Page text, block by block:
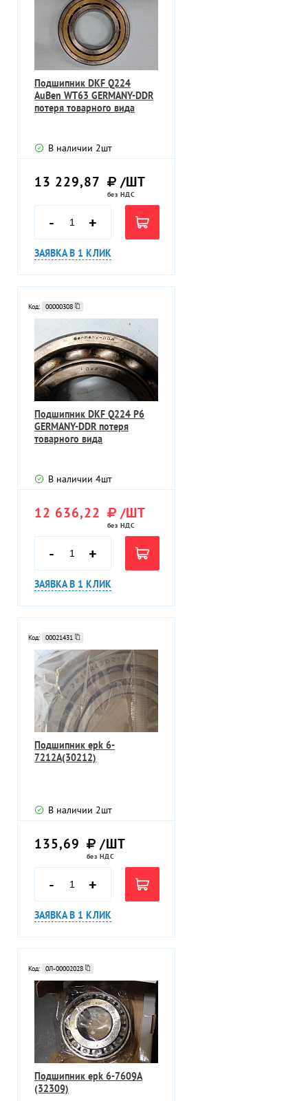
Подшипник DKF Q224
AuBen WT63 GERMANY-DDR
потеря товарного вида
В наличии 2шт
13 229,87 /ШТ
без НДС
- +
ЗАЯВКА В 1 КЛИК
Код: 00000308
Подшипник DKF Q224 P6
GERMANY-DDR потеря
товарного вида
В наличии 4шт
12 636,22 /ШТ
без НДС
- +
ЗАЯВКА В 1 КЛИК
Код: 00021431
Подшипник epk 6-
7212А(30212)
В наличии 2шт
135,69 /ШТ
без НДС
- +
ЗАЯВКА В 1 КЛИК
Код: 0Л-00002028
Подшипник epk 6-7609A
(32309)